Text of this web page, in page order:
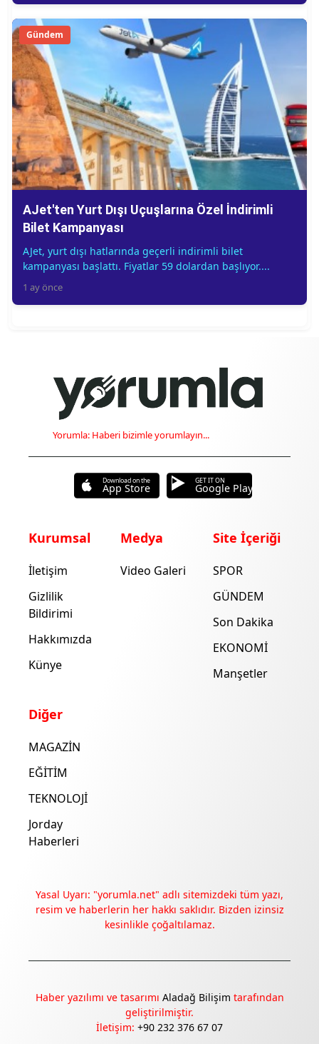
Deneyimini iyileştirmek ve içeriğimizi geliştirmek için çerezler
Gündem
AJet'ten Yurt Dışı Uçuşlarına Özel İndirimli
Bilet Kampanyası
AJet, yurt dışı hatlarında geçerli indirimli bilet
kampanyası başlattı. Fiyatlar 59 dolardan başlıyor....
1 ay önce
Yorumla: Haberi bizimle yorumlayın...
Download on the
App Store
GET IT ON
Google Play
Kurumsal
İletişim
Gizlilik
Bildirimi
Hakkımızda
Künye
Medya
Video Galeri
Site İçeriği
SPOR
GÜNDEM
Son Dakika
EKONOMİ
Manşetler
Diğer
MAGAZİN
EĞİTİM
TEKNOLOJİ
Jorday
Haberleri
Yasal Uyarı: "yorumla.net" adlı sitemizdeki tüm yazı,
resim ve haberlerin her hakkı saklıdır. Bizden izinsiz
kesinlikle çoğaltılamaz.
Haber yazılımı ve tasarımı Aladağ Bilişim tarafından
geliştirilmiştir.
İletişim: +90 232 376 67 07